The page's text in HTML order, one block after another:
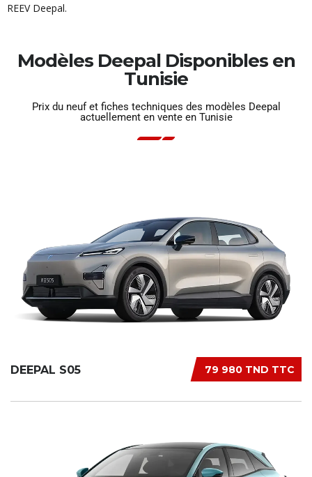
REEV Deepal.
Modèles Deepal Disponibles en
Tunisie
Prix du neuf et fiches techniques des modèles Deepal
actuellement en vente en Tunisie
79 980 TND TTC
DEEPAL S05